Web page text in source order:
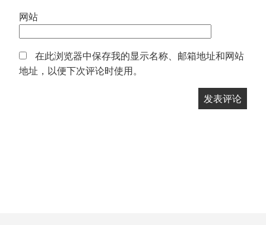
网站
在此浏览器中保存我的显示名称、邮箱地址和网站
地址，以便下次评论时使用。